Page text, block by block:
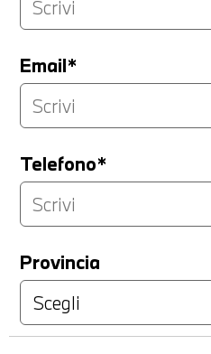
Email*
Telefono*
Provincia